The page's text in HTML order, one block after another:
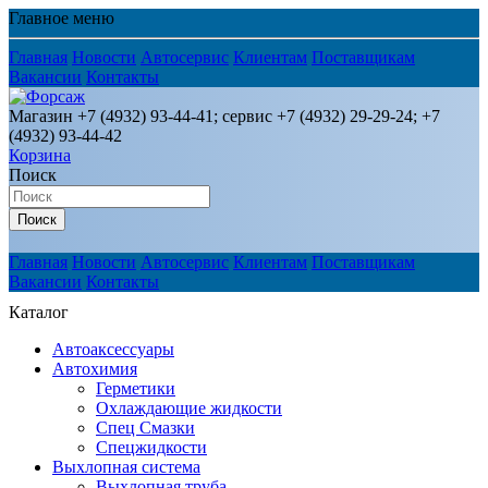
Главное меню
Главная Новости Автосервис Клиентам Поставщикам
Вакансии Контакты
Магазин +7 (4932) 93-44-41; сервис +7 (4932) 29-29-24; +7
(4932) 93-44-42
Корзина
Поиск
Поиск
Главная Новости Автосервис Клиентам Поставщикам
Вакансии Контакты
Каталог
Автоаксессуары
Автохимия
Герметики
Охлаждающие жидкости
Спец Смазки
Спецжидкости
Выхлопная система